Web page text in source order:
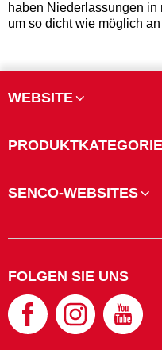
haben Niederlassungen in
um so dicht wie möglich
WEBSITE
SENCO-WEBSITES
FOLGEN SIE UNS